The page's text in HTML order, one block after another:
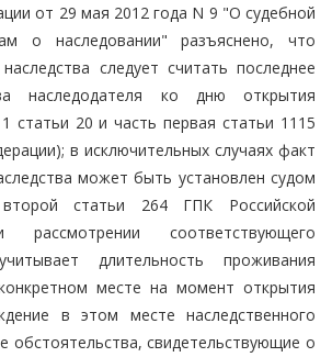
от 29 мая 2012 года N 9 "О судебной
о наследовании" разъяснено, что
следует считать последнее
наследодателя ко дню открытия
статьи 20 и часть первая статьи 1115
в исключительных случаях факт
может быть установлен судом
статьи 264 ГПК Российской
рассмотрении соответствующего
длительность проживания
месте на момент открытия
в этом месте наследственного
обстоятельства, свидетельствующие о